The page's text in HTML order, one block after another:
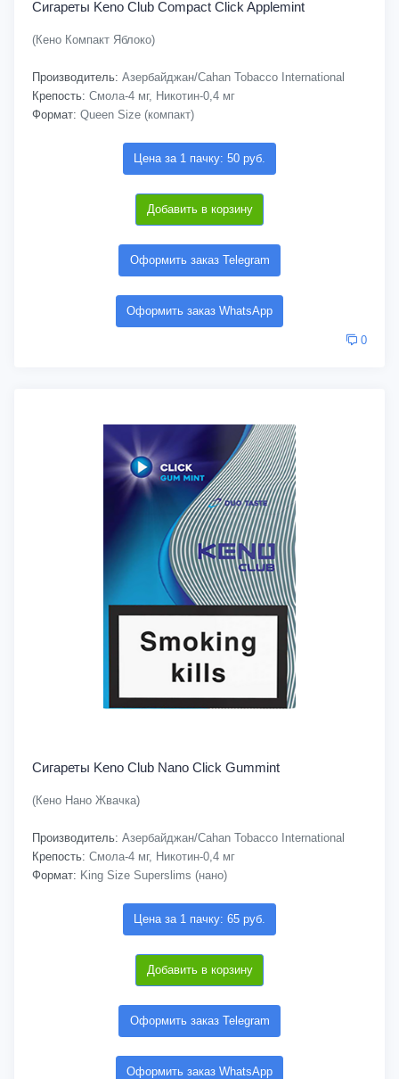
Сигареты Keno Club Compact Click Applemint
(Кено Компакт Яблоко)
Производитель: Азербайджан/Cahan Tobacco International
Крепость: Смола-4 мг, Никотин-0,4 мг
Формат: Queen Size (компакт)
Цена за 1 пачку: 50 руб.
Добавить в корзину
Оформить заказ Telegram
Оформить заказ WhatsApp
0
Сигареты Keno Club Nano Click Gummint
(Кено Нано Жвачка)
Производитель: Азербайджан/Cahan Tobacco International
Крепость: Смола-4 мг, Никотин-0,4 мг
Формат: King Size Superslims (нано)
Цена за 1 пачку: 65 руб.
Добавить в корзину
Оформить заказ Telegram
Оформить заказ WhatsApp